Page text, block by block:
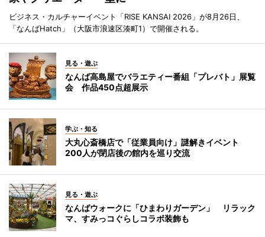
ビジネス・カルチャーイベント「RISE KANSAI 2026」が8月26日、
「なんばHatch」（大阪市浪速区湊町1）で開催される。
見る・遊ぶ
なんば高島屋でバラエティー番組「プレバト」展覧
会 作品450点超展示
学ぶ・知る
大丸心斎橋店で「従業員向け」謎解きイベント
200人が閉店後の館内を巡り交流
見る・遊ぶ
なんばウォークに「ひまわりガーデン」 リラック
マ、すみっコぐらしコラボ装飾も